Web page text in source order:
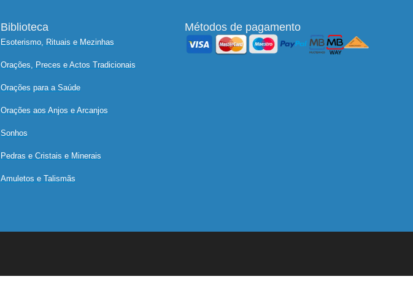
Biblioteca
Esoterismo, Rituais e Mezinhas
Orações, Preces e Actos Tradicionais
Orações para a Saúde
Orações aos Anjos e Arcanjos
Sonhos
Pedras e Cristais e Minerais
Amuletos e Talismãs
Métodos de pagamento